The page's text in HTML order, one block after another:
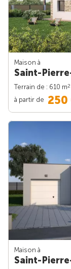
Maison à
Saint-
Terrain de : 610 m2
à partir de 250
Maison à
Saint-